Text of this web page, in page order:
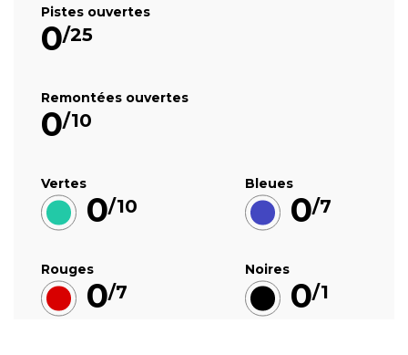
Pistes ouvertes
0/25
Remontées ouvertes
0/10
Vertes
0/10
Bleues
0/7
Rouges
0/7
Noires
0/1